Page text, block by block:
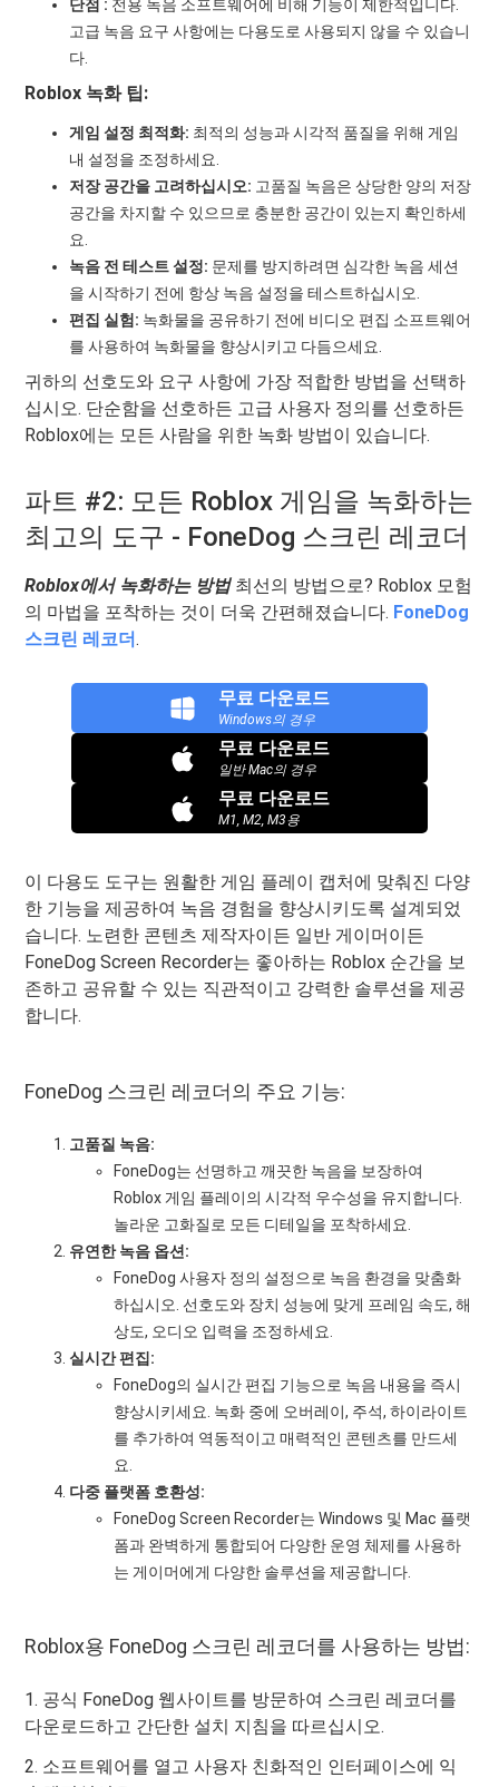
단점 : 전용 녹음 소프트웨어에 비해 기능이 제한적입니다.
고급 녹음 요구 사항에는 다용도로 사용되지 않을 수 있습니
다.
Roblox 녹화 팁:
게임 설정 최적화: 최적의 성능과 시각적 품질을 위해 게임
내 설정을 조정하세요.
저장 공간을 고려하십시오: 고품질 녹음은 상당한 양의 저장
공간을 차지할 수 있으므로 충분한 공간이 있는지 확인하세
요.
녹음 전 테스트 설정: 문제를 방지하려면 심각한 녹음 세션
을 시작하기 전에 항상 녹음 설정을 테스트하십시오.
편집 실험: 녹화물을 공유하기 전에 비디오 편집 소프트웨어
를 사용하여 녹화물을 향상시키고 다듬으세요.
귀하의 선호도와 요구 사항에 가장 적합한 방법을 선택하
십시오. 단순함을 선호하든 고급 사용자 정의를 선호하든
Roblox에는 모든 사람을 위한 녹화 방법이 있습니다.
파트 #2: 모든 Roblox 게임을 녹화하는
최고의 도구 - FoneDog 스크린 레코더
Roblox에서 녹화하는 방법최선의 방법으로? Roblox 모험
의 마법을 포착하는 것이 더욱 간편해졌습니다. FoneDog
스크린 레코더.
무료 다운로드
Windows의 경우
무료 다운로드
일반 Mac의 경우
무료 다운로드
M1, M2, M3용
이 다용도 도구는 원활한 게임 플레이 캡처에 맞춰진 다양
한 기능을 제공하여 녹음 경험을 향상시키도록 설계되었
습니다. 노련한 콘텐츠 제작자이든 일반 게이머이든
FoneDog Screen Recorder는 좋아하는 Roblox 순간을 보
존하고 공유할 수 있는 직관적이고 강력한 솔루션을 제공
합니다.
FoneDog 스크린 레코더의 주요 기능:
고품질 녹음:
FoneDog는 선명하고 깨끗한 녹음을 보장하여
Roblox 게임 플레이의 시각적 우수성을 유지합니다.
놀라운 고화질로 모든 디테일을 포착하세요.
유연한 녹음 옵션:
FoneDog 사용자 정의 설정으로 녹음 환경을 맞춤화
하십시오. 선호도와 장치 성능에 맞게 프레임 속도, 해
상도, 오디오 입력을 조정하세요.
실시간 편집:
FoneDog의 실시간 편집 기능으로 녹음 내용을 즉시
향상시키세요. 녹화 중에 오버레이, 주석, 하이라이트
를 추가하여 역동적이고 매력적인 콘텐츠를 만드세
요.
다중 플랫폼 호환성:
FoneDog Screen Recorder는 Windows 및 Mac 플랫
폼과 완벽하게 통합되어 다양한 운영 체제를 사용하
는 게이머에게 다양한 솔루션을 제공합니다.
Roblox용 FoneDog 스크린 레코더를 사용하는 방법:
1. 공식 FoneDog 웹사이트를 방문하여 스크린 레코더를
다운로드하고 간단한 설치 지침을 따르십시오.
2. 소프트웨어를 열고 사용자 친화적인 인터페이스에 익